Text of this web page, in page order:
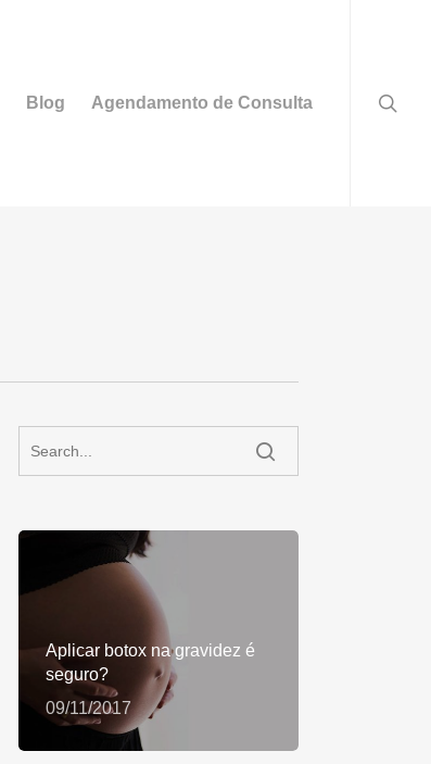
Blog Agendamento de Consulta
Aplicar botox na gravidez é
seguro?
09/11/2017